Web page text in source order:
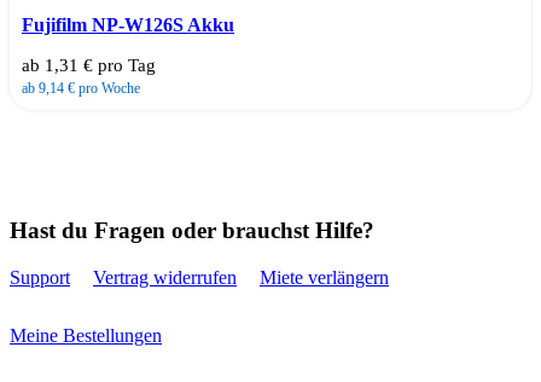
Fujifilm NP-W126S Akku
ab 1,31 € pro Tag
ab 9,14 € pro Woche
Hast du Fragen oder brauchst Hilfe?
Support Vertrag widerrufen Miete verlängern
Meine Bestellungen